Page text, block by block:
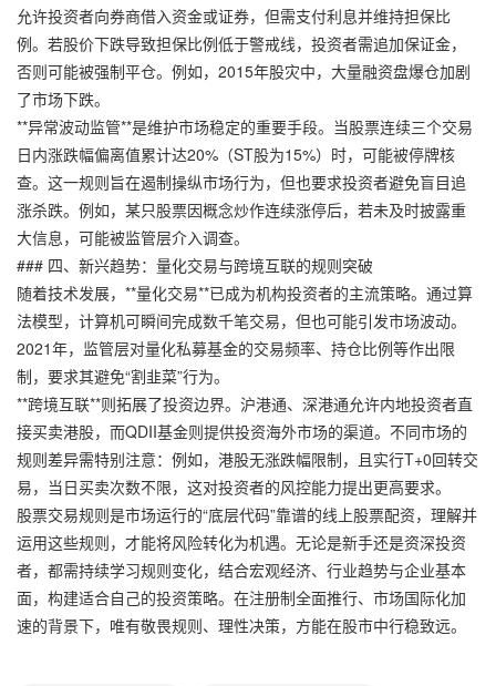
允许投资者向券商借入资金或证券，但需支付利息并维持担保比
例。若股价下跌导致担保比例低于警戒线，投资者需追加保证金，
否则可能被强制平仓。例如，2015年股灾中，大量融资盘爆仓加剧
了市场下跌。
**异常波动监管**是维护市场稳定的重要手段。当股票连续三个交易
日内涨跌幅偏离值累计达20%（ST股为15%）时，可能被停牌核
查。这一规则旨在遏制操纵市场行为，但也要求投资者避免盲目追
涨杀跌。例如，某只股票因概念炒作连续涨停后，若未及时披露重
大信息，可能被监管层介入调查。
### 四、新兴趋势：量化交易与跨境互联的规则突破
随着技术发展，**量化交易**已成为机构投资者的主流策略。通过算
法模型，计算机可瞬间完成数千笔交易，但也可能引发市场波动。
2021年，监管层对量化私募基金的交易频率、持仓比例等作出限
制，要求其避免“割韭菜”行为。
**跨境互联**则拓展了投资边界。沪港通、深港通允许内地投资者直
接买卖港股，而QDII基金则提供投资海外市场的渠道。不同市场的
规则差异需特别注意：例如，港股无涨跌幅限制，且实行T+0回转交
易，当日买卖次数不限，这对投资者的风控能力提出更高要求。
股票交易规则是市场运行的“底层代码”靠谱的线上股票配资，理解并
运用这些规则，才能将风险转化为机遇。无论是新手还是资深投资
者，都需持续学习规则变化，结合宏观经济、行业趋势与企业基本
面，构建适合自己的投资策略。在注册制全面推行、市场国际化加
速的背景下，唯有敬畏规则、理性决策，方能在股市中行稳致远。